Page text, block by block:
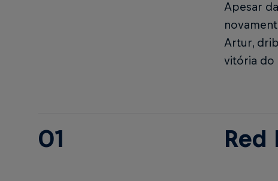
Apesar
Artur,
01 Red